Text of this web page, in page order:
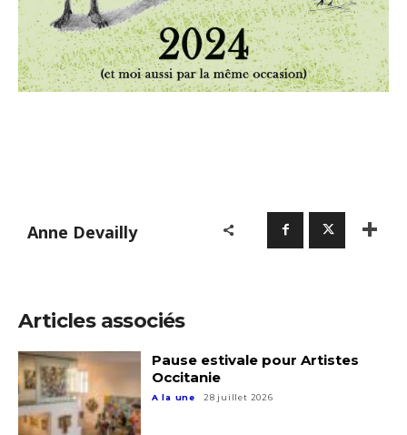
Anne Devailly
Articles associés
Pause estivale pour Artistes
Occitanie
A la une 28 juillet 2026